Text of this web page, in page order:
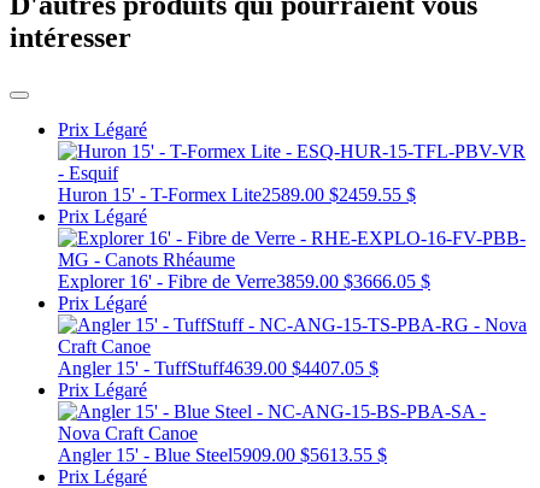
intéresser
Prix Légaré
Huron 15' - T-Formex Lite2589.00 $2459.55 $
Prix Légaré
Explorer 16' - Fibre de Verre3859.00 $3666.05 $
Prix Légaré
Angler 15' - TuffStuff4639.00 $4407.05 $
Prix Légaré
Angler 15' - Blue Steel5909.00 $5613.55 $
Prix Légaré